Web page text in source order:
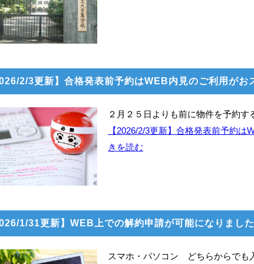
2/3更新】合格発表前予約はWEB内見のご利用がお
２月２５日よりも前に物件を予約す
【2026/2/3更新】合格発表前予約
きを読む
1/31更新】WEB上での解約申請が可能になりました
スマホ・パソコン どちらからでも